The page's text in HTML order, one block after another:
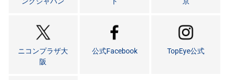
ニコンプラザ大
阪
公式Facebook TopEye公式